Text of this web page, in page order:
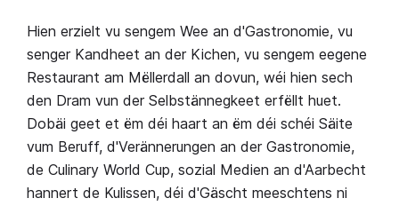
Hien erzielt vu sengem Wee an d'Gastronomie, vu
senger Kandheet an der Kichen, vu sengem eegene
Restaurant am Mëllerdall an dovun, wéi hien sech
den Dram vun der Selbstännegkeet erfëllt huet.
Dobäi geet et ëm déi haart an ëm déi schéi Säite
vum Beruff, d'Verännerungen an der Gastronomie,
de Culinary World Cup, sozial Medien an d'Aarbecht
hannert de Kulissen, déi d'Gäscht meeschtens ni